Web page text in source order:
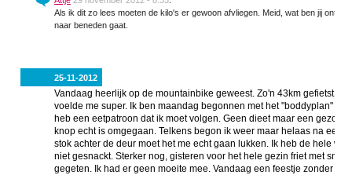
Als ik dit zo lees moeten de kilo's er gewoon afvliegen. Meid, wat ben jij
naar beneden gaat.
25-11-2012
Vandaag heerlijk op de mountainbike geweest. Zo'n 43km gefietst.
voelde me super. Ik ben maandag begonnen met het "boddyplan"
heb een eetpatroon dat ik moet volgen. Geen dieet maar een
knop echt is omgegaan. Telkens begon ik weer maar helaas na een
stok achter de deur moet het me echt gaan lukken. Ik heb de hele
niet gesnackt. Sterker nog, gisteren voor het hele gezin friet met
gegeten. Ik had er geen moeite mee. Vandaag een feestje zonder